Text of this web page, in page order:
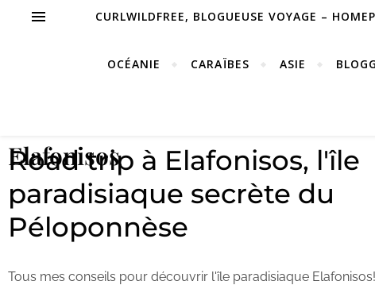
CURLWILDFREE, BLOGUEUSE VOYAGE –
OCÉANIE CARAÏBES ASIE
Elafonisos
Road trip à Elafonisos, l'île
paradisiaque secrète du
Péloponnèse
Tous mes conseils pour découvrir l'île paradisiaque Elafonisos!